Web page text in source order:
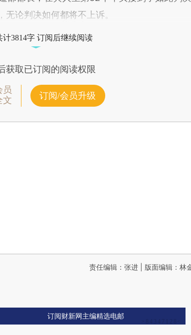
论判决如何都将不上诉。
计3814字 订阅后继续阅读
获取已订阅的阅读权限
员
文
订阅/会员升级
责任编辑：张进 | 版面编辑：林
订阅财新网主编精选电邮